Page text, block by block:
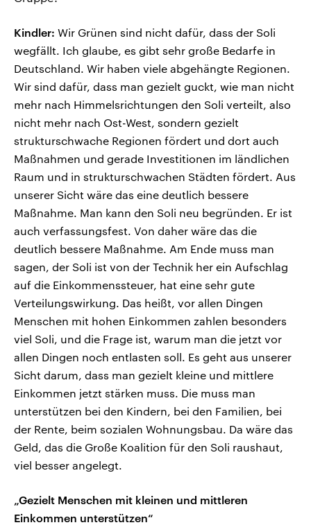
Kindler: Wir Grünen sind nicht dafür, dass der Soli
wegfällt. Ich glaube, es gibt sehr große Bedarfe in
Deutschland. Wir haben viele abgehängte Regionen.
Wir sind dafür, dass man gezielt guckt, wie man nicht
mehr nach Himmelsrichtungen den Soli verteilt, also
nicht mehr nach Ost-West, sondern gezielt
strukturschwache Regionen fördert und dort auch
Maßnahmen und gerade Investitionen im ländlichen
Raum und in strukturschwachen Städten fördert. Aus
unserer Sicht wäre das eine deutlich bessere
Maßnahme. Man kann den Soli neu begründen. Er ist
auch verfassungsfest. Von daher wäre das die
deutlich bessere Maßnahme. Am Ende muss man
sagen, der Soli ist von der Technik her ein Aufschlag
auf die Einkommenssteuer, hat eine sehr gute
Verteilungswirkung. Das heißt, vor allen Dingen
Menschen mit hohen Einkommen zahlen besonders
viel Soli, und die Frage ist, warum man die jetzt vor
allen Dingen noch entlasten soll. Es geht aus unserer
Sicht darum, dass man gezielt kleine und mittlere
Einkommen jetzt stärken muss. Die muss man
unterstützen bei den Kindern, bei den Familien, bei
der Rente, beim sozialen Wohnungsbau. Da wäre das
Geld, das die Große Koalition für den Soli raushaut,
viel besser angelegt.
„Gezielt Menschen mit kleinen und mittleren
Einkommen unterstützen“